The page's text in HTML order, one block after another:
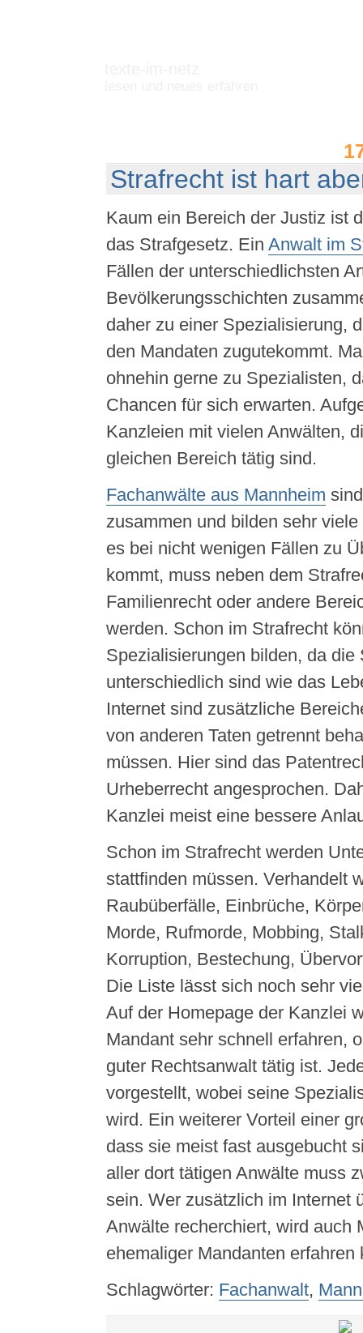
Strafrecht ist hart
Kaum ein Bereich der Justiz ist
das Strafgesetz. Ein Anwalt im
Fällen der unterschiedlichsten
Bevölkerungsschichten
daher zu einer Spezialisierung,
den Mandaten zugutekommt.
ohnehin gerne zu Spezialisten,
Chancen für sich erwarten.
Kanzleien mit vielen Anwälten,
gleichen Bereich tätig sind.
Fachanwälte aus Mannheim
zusammen und bilden sehr
es bei nicht wenigen Fällen zu
kommt, muss neben dem
Familienrecht oder andere
werden. Schon im Strafrecht
Spezialisierungen bilden, da die
unterschiedlich sind wie das
Internet sind zusätzliche
von anderen Taten getrennt
müssen. Hier sind das
Urheberrecht angesprochen.
Kanzlei meist eine bessere
Schon im Strafrecht werden
stattfinden müssen. Verhandelt
Raubüberfälle, Einbrüche,
Morde, Rufmorde, Mobbing,
Korruption, Bestechung,
Die Liste lässt sich noch sehr
Auf der Homepage der Kanzlei
Mandant sehr schnell erfahren,
guter Rechtsanwalt tätig ist.
vorgestellt, wobei seine
wird. Ein weiterer Vorteil einer
dass sie meist fast ausgebucht
aller dort tätigen Anwälte muss
sein. Wer zusätzlich im Internet
Anwälte recherchiert, wird auch
ehemaliger Mandanten erfahren
Schlagwörter: Fachanwalt,